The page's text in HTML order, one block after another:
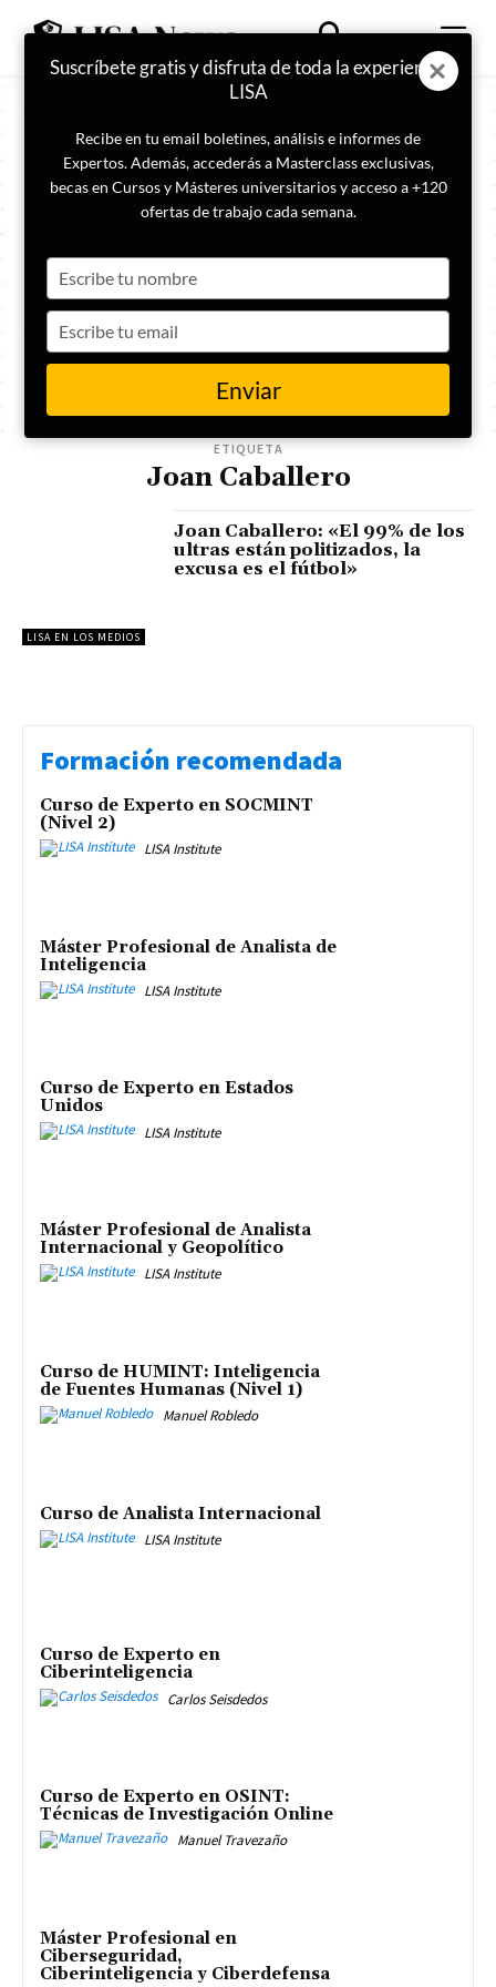
ETIQUETA
Joan Caballero
LISA EN LOS MEDIOS
Joan Caballero: «El 99% de los
ultras están politizados, la
excusa es el fútbol»
Formación recomendada
Curso de Experto en SOCMINT
(Nivel 2)
LISA Institute
Máster Profesional de Analista de
Inteligencia
LISA Institute
Curso de Experto en Estados
Unidos
LISA Institute
Máster Profesional de Analista
Internacional y Geopolítico
LISA Institute
Curso de HUMINT: Inteligencia
de Fuentes Humanas (Nivel 1)
Manuel Robledo
Curso de Analista Internacional
LISA Institute
Curso de Experto en
Ciberinteligencia
Carlos Seisdedos
Curso de Experto en OSINT:
Técnicas de Investigación Online
Manuel Travezaño
Máster Profesional en
Ciberseguridad,
Ciberinteligencia y Ciberdefensa
Suscríbete gratis y disfruta de toda la experiencia
LISA
Recibe en tu email boletines, análisis e informes de
Expertos. Además, accederás a Masterclass exclusivas,
becas en Cursos y Másteres universitarios y acceso a +120
ofertas de trabajo cada semana.
your
name
your
email
Enviar